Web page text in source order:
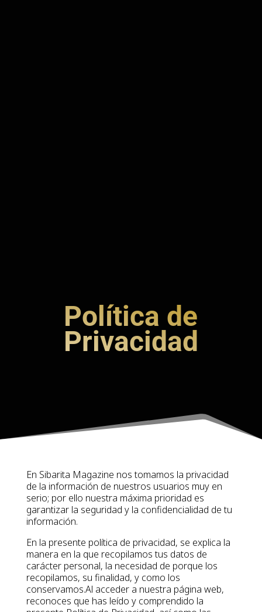
Política de
Privacidad
En Sibarita Magazine nos tomamos la privacidad
de la información de nuestros usuarios muy en
serio; por ello nuestra máxima prioridad es
garantizar la seguridad y la confidencialidad de tu
información.
En la presente política de privacidad, se explica la
manera en la que recopilamos tus datos de
carácter personal, la necesidad de porque los
recopilamos, su finalidad, y como los
conservamos.Al acceder a nuestra página web,
reconoces que has leído y comprendido la